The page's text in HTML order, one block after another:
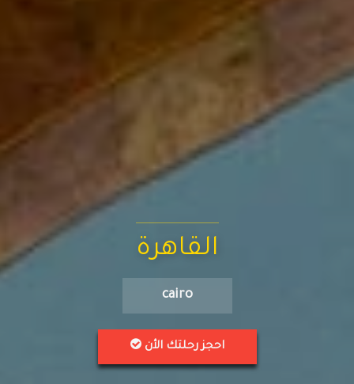
القاهرة
cairo
احجز رحلتك الأن